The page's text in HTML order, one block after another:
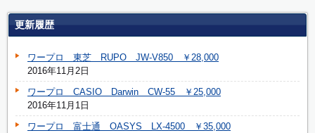
更新履歴
ワープロ 東芝 RUPO JW-V850 ￥28,000
2016年11月2日
ワープロ CASIO Darwin CW-55 ￥25,000
2016年11月1日
ワープロ 富士通 OASYS LX-4500 ￥35,000